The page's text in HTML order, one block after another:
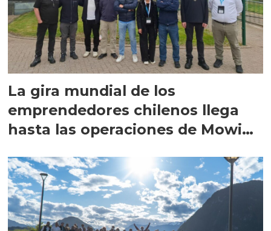
La gira mundial de los
emprendedores chilenos llega
hasta las operaciones de Mowi